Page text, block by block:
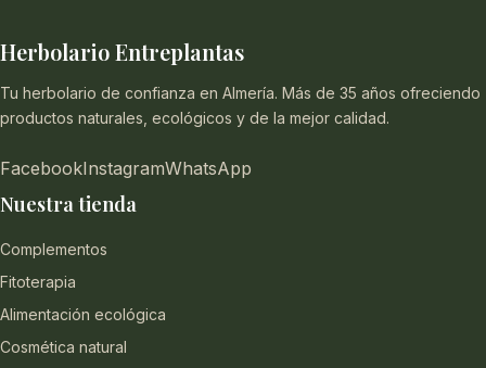
Herbolario Entreplantas
Tu herbolario de confianza en Almería. Más de 35 años ofreciendo
productos naturales, ecológicos y de la mejor calidad.
FacebookInstagramWhatsApp
Nuestra tienda
Complementos
Fitoterapia
Alimentación ecológica
Cosmética natural